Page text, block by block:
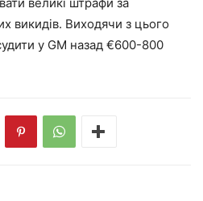
викидів. Виходячи з цього
у GM назад €600-800